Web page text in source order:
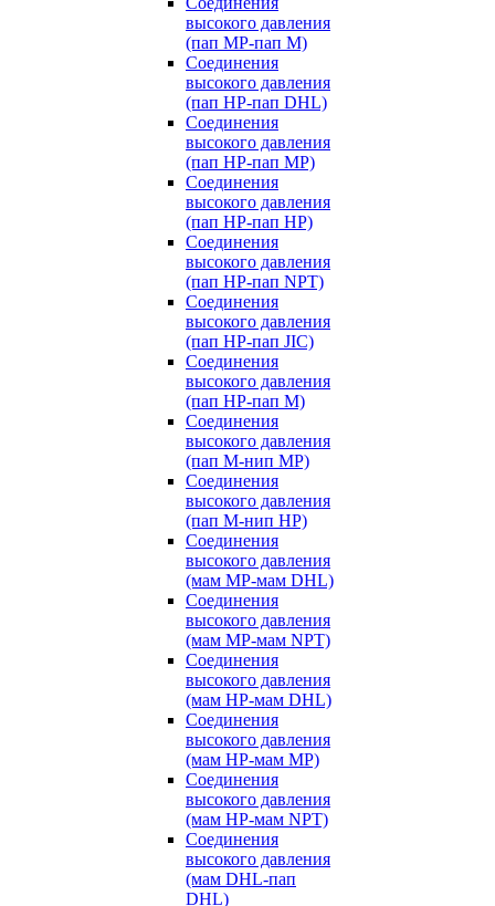
высокого давления
(пап MP-пап M)
Соединения
высокого давления
(пап HP-пап DHL)
Соединения
высокого давления
(пап HP-пап MP)
Соединения
высокого давления
(пап HP-пап HP)
Соединения
высокого давления
(пап HP-пап NPT)
Соединения
высокого давления
(пап HP-пап JIC)
Соединения
высокого давления
(пап HP-пап M)
Соединения
высокого давления
(пап M-нип MP)
Соединения
высокого давления
(пап M-нип HP)
Соединения
высокого давления
(мам MP-мам DHL)
Соединения
высокого давления
(мам MP-мам NPT)
Соединения
высокого давления
(мам HP-мам DHL)
Соединения
высокого давления
(мам HP-мам MP)
Соединения
высокого давления
(мам HP-мам NPT)
Соединения
высокого давления
(мам DHL-пап
DHL)